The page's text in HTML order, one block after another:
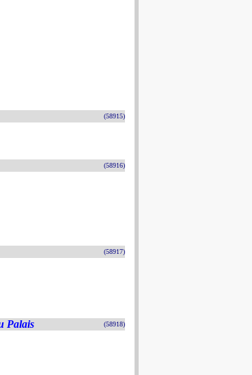
(58915)
(58916)
(58917)
Palais (58918)